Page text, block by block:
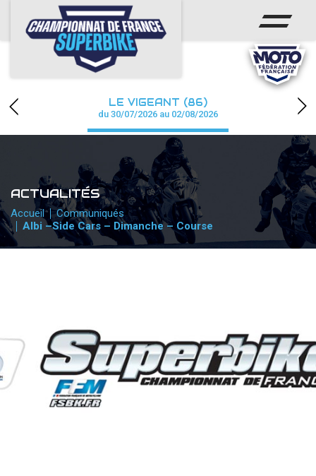
ACCUEIL
CHAMPIONNAT
CALENDRIER
PHOTOS / WEB TV
PARTENAIRES
PRESSE
LE VIGEANT (86)
du 30/07/2026 au 02/08/2026
ACTUALITÉS
Accueil
Communiqués
Albi –Side Cars – Dimanche – Course